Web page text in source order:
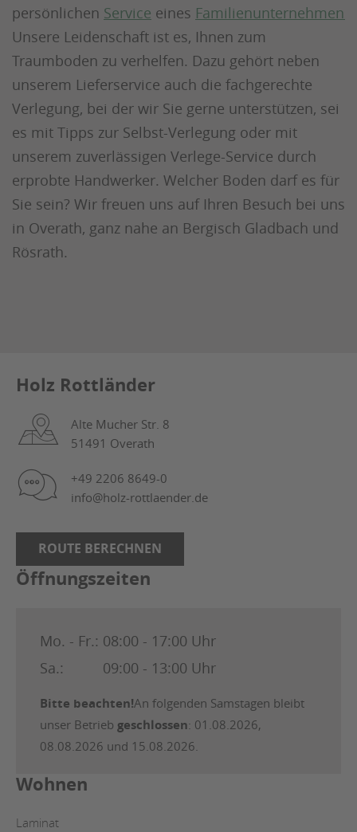
persönlichen Service eines Familienunternehmens
Unsere Leidenschaft ist es, Ihnen zum
Traumboden zu verhelfen. Dazu gehört neben
unserem Lieferservice auch die fachgerechte
Verlegung, bei der wir Sie gerne unterstützen, sei
es mit Tipps zur Selbst-Verlegung oder mit
unserem zuverlässigen Verlege-Service durch
erprobte Handwerker. Welcher Boden darf es für
Sie sein? Wir freuen uns auf Ihren Besuch bei uns
in Overath, ganz nahe an Bergisch Gladbach und
Rösrath.
Holz Rottländer
Alte Mucher Str. 8
51491 Overath
+49 2206 8649-0
info@holz-rottlaender.de
ROUTE BERECHNEN
Öffnungszeiten
Mo. - Fr.: 08:00 - 17:00 Uhr
Sa.:
09:00 - 13:00 Uhr
Bitte beachten!An folgenden Samstagen bleibt
unser Betrieb geschlossen: 01.08.2026,
08.08.2026 und 15.08.2026.
Wohnen
Laminat